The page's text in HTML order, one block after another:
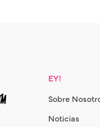
EY!
Sobre
Noticias